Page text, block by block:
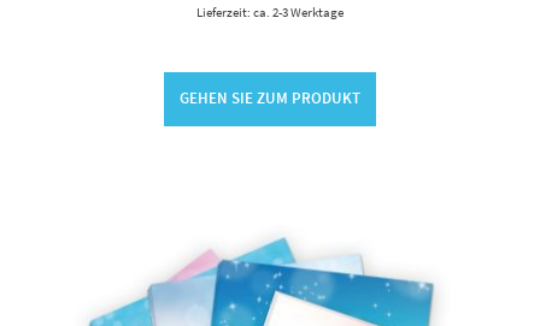
Lieferzeit: ca. 2-3 Werktage
GEHEN SIE ZUM PRODUKT